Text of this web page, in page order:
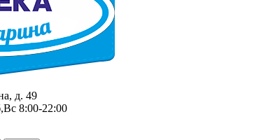
д. 49
8:00-22:00